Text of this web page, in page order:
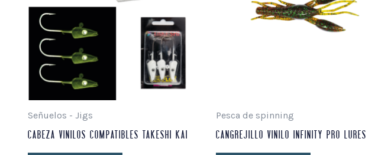
Señuelos - Jigs
CABEZA VINILOS COMPATIBLES TAKESHI KAI
Pesca de spinning
CANGREJILLO VINILO INFINITY PRO LURES